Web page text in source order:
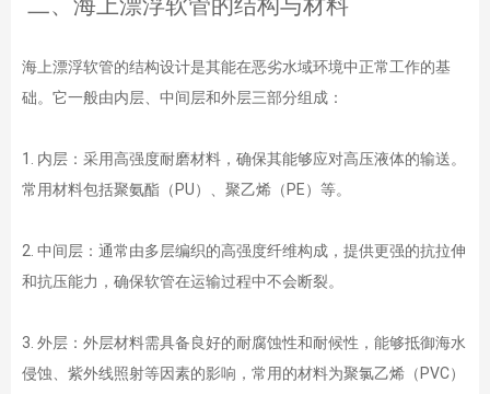
二、海上漂浮软管的结构与材料
海上漂浮软管的结构设计是其能在恶劣水域环境中正常工作的基
础。它一般由内层、中间层和外层三部分组成：
1. 内层：采用高强度耐磨材料，确保其能够应对高压液体的输送。
常用材料包括聚氨酯（PU）、聚乙烯（PE）等。
2. 中间层：通常由多层编织的高强度纤维构成，提供更强的抗拉伸
和抗压能力，确保软管在运输过程中不会断裂。
3. 外层：外层材料需具备良好的耐腐蚀性和耐候性，能够抵御海水
侵蚀、紫外线照射等因素的影响，常用的材料为聚氯乙烯（PVC）